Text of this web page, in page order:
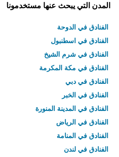
المدن التي يبحث عنها مستخدمونا
الفنادق في الدوحة
الفنادق في اسطنبول
الفنادق في شرم الشيخ
الفنادق في مكة المكرمة
الفنادق في دبي
الفنادق في الخبر
الفنادق في المدينة المنورة
الفنادق في الرياض
الفنادق في المنامة
الفنادق في لندن